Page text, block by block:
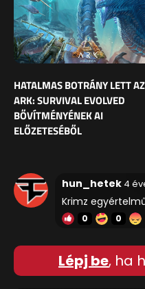
HATALMAS BOTRÁNY LETT AZ
ARK: SURVIVAL EVOLVED
BŐVÍTMÉNYÉNEK AI
ELŐZETESÉBŐL
hun_hetek 4
Krimz
0 0
Lépj be, ha